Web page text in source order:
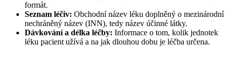
formát.
Seznam léčiv: Obchodní název léku doplněný o mezinárodní
nechráněný název (INN), tedy název účinné látky.
Dávkování a délka léčby: Informace o tom, kolik jednotek
léku pacient užívá a na jak dlouhou dobu je léčba určena.